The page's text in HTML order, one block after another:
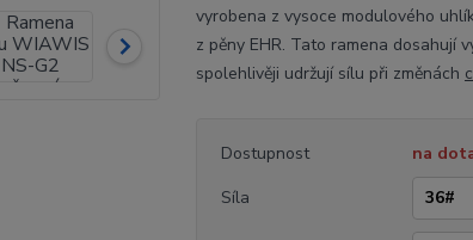
vyrobena z vysoce modulového
z pěny EHR. Tato ramena dosahují
spolehlivěji udržují sílu při změnách
Dostupnost
na
Síla